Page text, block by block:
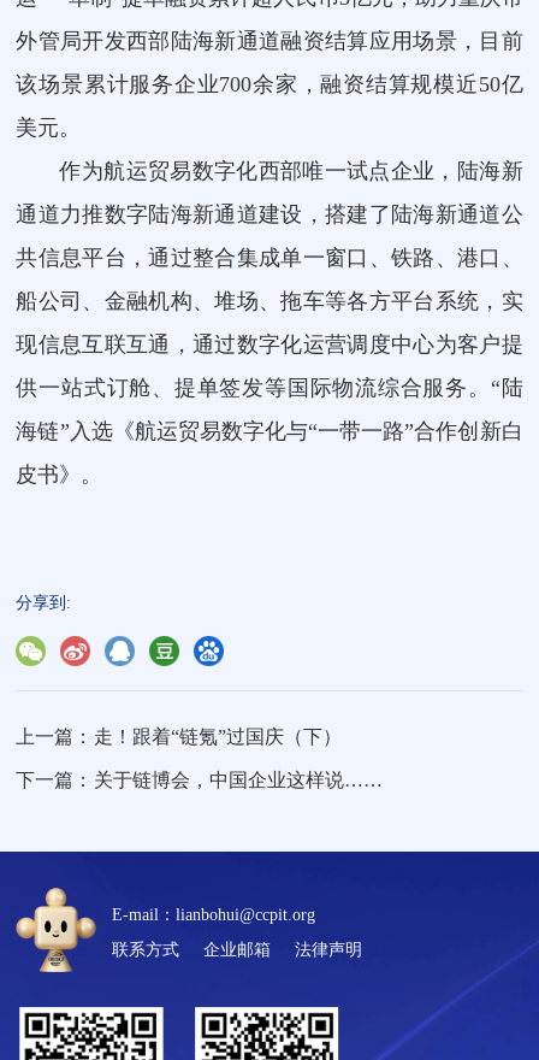
外管局开发西部陆海新通道融资结算应用场景，目前
该场景累计服务企业700余家，融资结算规模近50亿
美元。
作为航运贸易数字化西部唯一试点企业，陆海新
通道力推数字陆海新通道建设，搭建了陆海新通道公
共信息平台，通过整合集成单一窗口、铁路、港口、
船公司、金融机构、堆场、拖车等各方平台系统，实
现信息互联互通，通过数字化运营调度中心为客户提
供一站式订舱、提单签发等国际物流综合服务。“陆
海链”入选《航运贸易数字化与“一带一路”合作创新白
皮书》。
分享到:
上一篇： 走！跟着“链氪”过国庆（下）
下一篇： 关于链博会，中国企业这样说……
E-mail：lianbohui@ccpit.org
联系方式
企业邮箱 法律声明